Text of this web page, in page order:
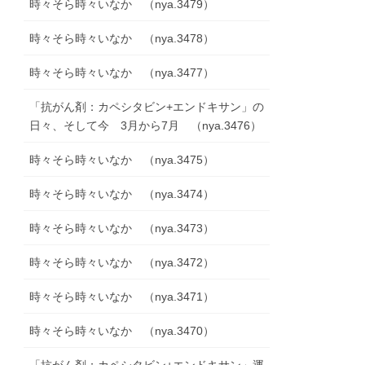
時々そら時々いなか （nya.3479）
時々そら時々いなか （nya.3478）
時々そら時々いなか （nya.3477）
「抗がん剤：カペシタビン+エンドキサン」の
日々、そして今 3月から7月 （nya.3476）
時々そら時々いなか （nya.3475）
時々そら時々いなか （nya.3474）
時々そら時々いなか （nya.3473）
時々そら時々いなか （nya.3472）
時々そら時々いなか （nya.3471）
時々そら時々いなか （nya.3470）